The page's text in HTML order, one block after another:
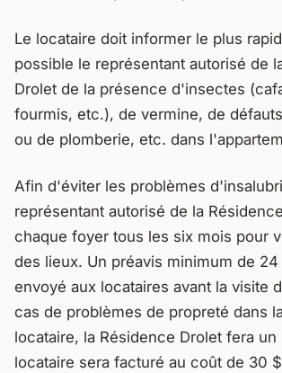
Le locataire doit informer le plus
possible le représentant autorisé de
Drolet de la présence d'insectes
fourmis, etc.), de vermine, de
ou de plomberie, etc. dans
Afin d'éviter les problèmes
représentant autorisé de la
chaque foyer tous les six mois pour
des lieux. Un préavis minimum de
envoyé aux locataires avant la visite
cas de problèmes de propreté dans
locataire, la Résidence Drolet fera
locataire sera facturé au coût de 30